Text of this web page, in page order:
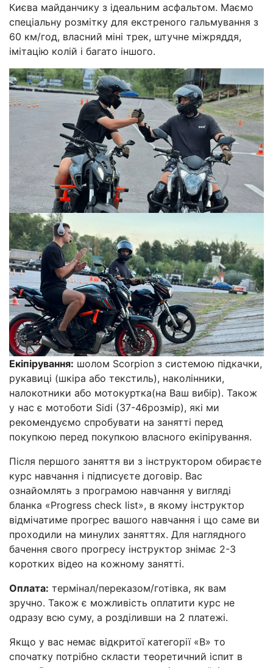
Києва майданчику з ідеальним асфальтом. Маємо
спеціальну розмітку для екстреного гальмування з
60 км/год, власний міні трек, штучне міжряддя,
імітацію колій і багато іншого.
Екіпірування: шолом Scorpion з системою підкачки,
рукавиці (шкіра або текстиль), наколінники,
налокотники або мотокуртка(на Ваш вибір). Також
у нас є мотоботи Sidi (37-46розмір), які ми
рекомендуємо спробувати на занятті перед
покупкою перед покупкою власного екіпірування.
Після першого заняття ви з інструктором обираєте
курс навчання і підписуєте договір. Вас
ознайомлять з програмою навчання у вигляді
бланка «Progress check list», в якому інструктор
відмічатиме прогрес вашого навчання і що саме ви
проходили на минулих заняттях. Для наглядного
бачення свого прогресу інструктор знімає 2-3
коротких відео на кожному занятті.
Оплата: термінал/переказом/готівка, як вам
зручно. Також є можливість оплатити курс не
одразу всю суму, а розділивши на 2 платежі.
Якщо у вас немає відкритої категорії «В» то
спочатку потрібно скласти теоретичний іспит в